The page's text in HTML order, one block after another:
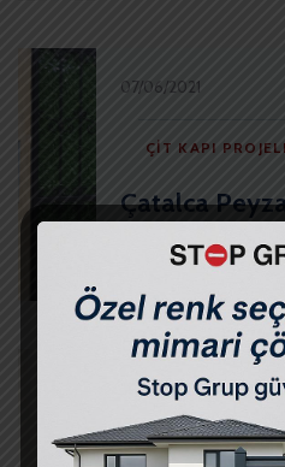
07/06/2021
ÇIT KAPI
Çatalca
Çim Çit
07/06/2021
ÇIT KAPI